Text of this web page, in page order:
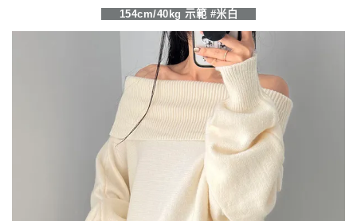
154cm/40kg 示範 #米白